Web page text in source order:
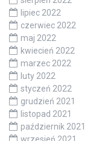
lipiec 2022
czerwiec 2022
maj 2022
kwiecień 2022
marzec 2022
luty 2022
styczeń 2022
grudzień 2021
listopad 2021
październik 2021